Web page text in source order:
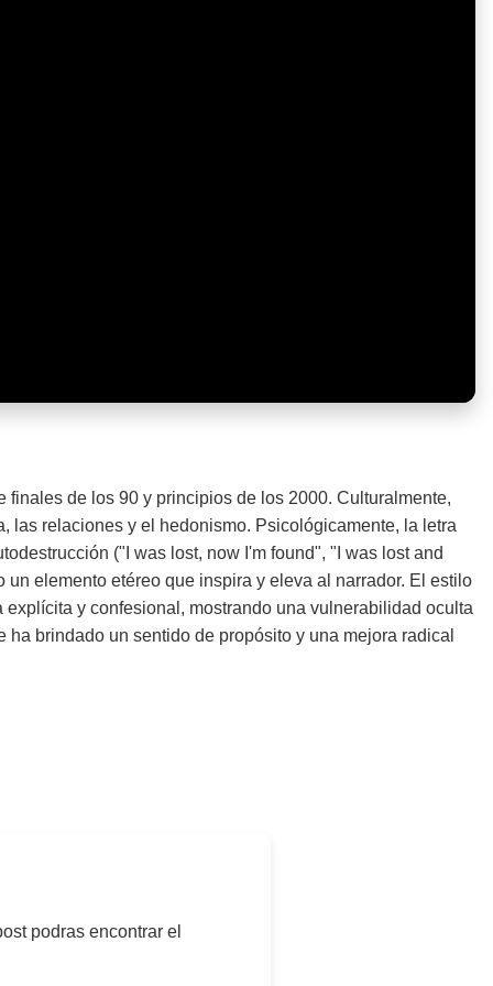
de los 90 y principios de los 2000. Culturalmente,
las relaciones y el hedonismo. Psicológicamente, la letra
("I was lost, now I'm found", "I was lost and
elemento etéreo que inspira y eleva al narrador. El estilo
y confesional, mostrando una vulnerabilidad oculta
brindado un sentido de propósito y una mejora radical
podras encontrar el